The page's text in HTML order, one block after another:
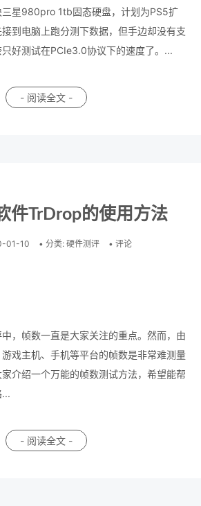
星980pro 1tb固态硬盘，计划为PS5扩
到电脑上跑分测下数据，但手边却没有支
好测试在PCIe3.0协议下的速度了。...
- 阅读全文 -
件TrDrop的使用方法
01-10 • 分类: 硬件测评 • 评论
，帧数一直是大家关注的重点。然而，由
戏主机、手机等平台的帧数是非常难测量
介绍一个万能的帧数测试方法，希望能帮
- 阅读全文 -